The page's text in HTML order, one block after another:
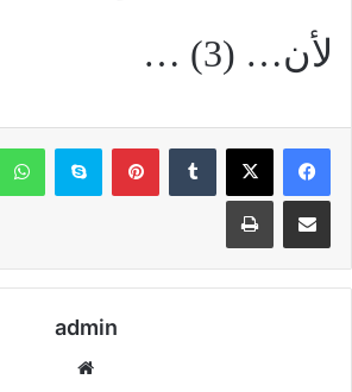
لأن… (3) …
بينتيريستسكايب
مشاركة عبر البريد طباعة
admin